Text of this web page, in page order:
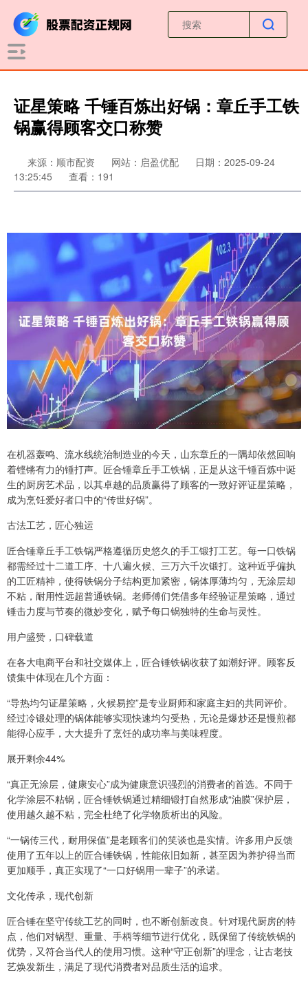
证星策略 千锤百炼出好锅：章丘手工铁
锅赢得顾客交口称赞
来源：顺市配资 网站：启盈优配
日期：2025-09-24
13:25:45
查看：191
在机器轰鸣、流水线统治制造业的今天，山东章丘的一隅却依然回响
着铿锵有力的锤打声。匠合锤章丘手工铁锅，正是从这千锤百炼中诞
生的厨房艺术品，以其卓越的品质赢得了顾客的一致好评证星策略，
成为烹饪爱好者口中的“传世好锅”。
古法工艺，匠心独运
匠合锤章丘手工铁锅严格遵循历史悠久的手工锻打工艺。每一口铁锅
都需经过十二道工序、十八遍火候、三万六千次锻打。这种近乎偏执
的工匠精神，使得铁锅分子结构更加紧密，锅体厚薄均匀，无涂层却
不粘，耐用性远超普通铁锅。老师傅们凭借多年经验证星策略，通过
锤击力度与节奏的微妙变化，赋予每口锅独特的生命与灵性。
用户盛赞，口碑载道
在各大电商平台和社交媒体上，匠合锤铁锅收获了如潮好评。顾客反
馈集中体现在几个方面：
“导热均匀证星策略，火候易控”是专业厨师和家庭主妇的共同评价。
经过冷锻处理的锅体能够实现快速均匀受热，无论是爆炒还是慢煎都
能得心应手，大大提升了烹饪的成功率与美味程度。
展开剩余44%
“真正无涂层，健康安心”成为健康意识强烈的消费者的首选。不同于
化学涂层不粘锅，匠合锤铁锅通过精细锻打自然形成“油膜”保护层，
使用越久越不粘，完全杜绝了化学物质析出的风险。
“一锅传三代，耐用保值”是老顾客们的笑谈也是实情。许多用户反馈
使用了五年以上的匠合锤铁锅，性能依旧如新，甚至因为养护得当而
更加顺手，真正实现了“一口好锅用一辈子”的承诺。
文化传承，现代创新
匠合锤在坚守传统工艺的同时，也不断创新改良。针对现代厨房的特
点，他们对锅型、重量、手柄等细节进行优化，既保留了传统铁锅的
优势，又符合当代人的使用习惯。这种“守正创新”的理念，让古老技
艺焕发新生，满足了现代消费者对品质生活的追求。